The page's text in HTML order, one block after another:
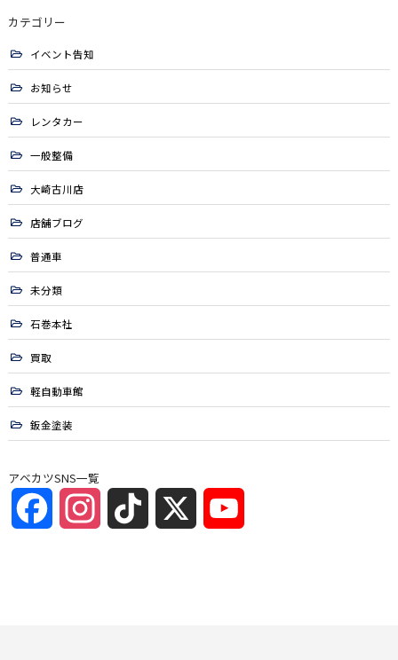
カテゴリー
イベント告知
お知らせ
レンタカー
一般整備
大崎古川店
店舗ブログ
普通車
未分類
石巻本社
買取
軽自動車館
鈑金塗装
アベカツSNS一覧
FacebookInstagramTikTok